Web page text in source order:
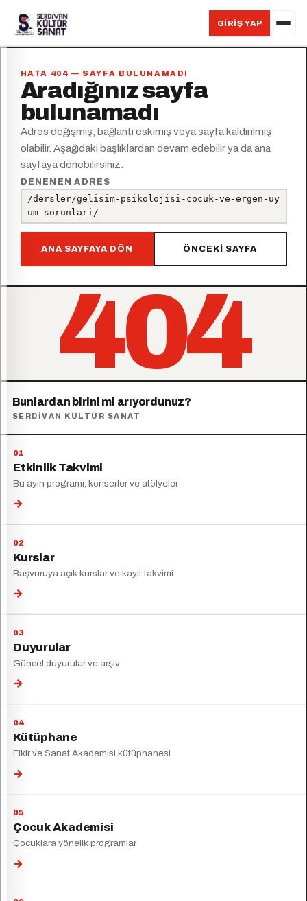
GIRIŞ YAP
HATA 404 — SAYFA BULUNAMADI
Aradığınız sayfa
bulunamadı
Adres değişmiş, bağlantı eskimiş veya sayfa kaldırılmış
olabilir. Aşağıdaki başlıklardan devam edebilir ya da ana
sayfaya dönebilirsiniz.
DENENEN ADRES
/dersler/gelisim-psikolojisi-cocuk-ve-ergen-uy
um-sorunlari/
ANA SAYFAYA DÖN ÖNCEKI SAYFA
404
Bunlardan birini mi arıyordunuz?
SERDIVAN KÜLTÜR SANAT
Etkinlik Takvimi
Bu ayın programı, konserler ve atölyeler
→
Kurslar
Başvuruya açık kurslar ve kayıt takvimi
→
Duyurular
Güncel duyurular ve arşiv
→
Kütüphane
Fikir ve Sanat Akademisi kütüphanesi
→
Çocuk Akademisi
Çocuklara yönelik programlar
→